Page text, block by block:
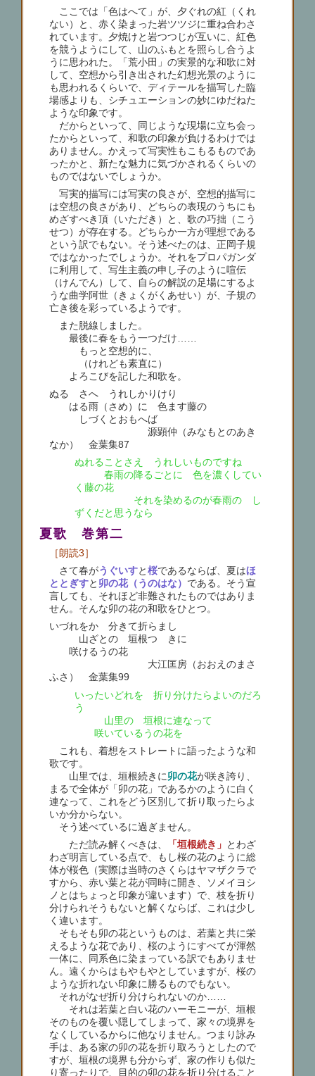
ここでは「色はへて」が、夕ぐれの紅（くれ
ない）と、赤く染まった岩ツツジに重ね合わさ
れています。夕焼けと岩つつじが互いに、紅色
を競うようにして、山のふもとを照らし合うよ
うに思われた。「荒小田」の実景的な和歌に対
して、空想から引き出された幻想光景のように
も思われるくらいで、ディテールを描写した臨
場感よりも、シチュエーションの妙にゆだねた
ような印象です。
だからといって、同じような現場に立ち会っ
たからといって、和歌の印象が負けるわけでは
ありません。かえって写実性もこもるものであ
ったかと、新たな魅力に気づかされるくらいの
ものではないでしょうか。
写実的描写には写実の良さが、空想的描写に
は空想の良さがあり、どちらの表現のうちにも
めざすべき頂（いただき）と、歌の巧拙（こう
せつ）が存在する。どちらか一方が理想である
という訳でもない。そう述べたのは、正岡子規
ではなかったでしょうか。それをプロパガンダ
に利用して、写生主義の申し子のように喧伝
（けんでん）して、自らの解説の足場にするよ
うな曲学阿世（きょくがくあせい）が、子規の
亡き後を彩っているようです。
また脱線しました。
最後に春をもう一つだけ……
もっと空想的に、
（けれども素直に）
よろこびを記した和歌を。
ぬるゝさへ うれしかりけり
はる雨（さめ）に 色ます藤の
しづくとおもへば
源顕仲（みなもとのあき
なか） 金葉集87
ぬれることさえ うれしいものですね
春雨の降るごとに 色を濃くしてい
く藤の花
それを染めるのが春雨の し
ずくだと思うなら
夏歌 巻第二
［朗読3］
さて春がうぐいすと桜であるならば、夏はほ
ととぎすと 卯の花（うのはな） である。そう宣
言しても、それほど非難されたものではありま
せん。そんな卯の花の和歌をひとつ。
いづれをか 分きて折らまし
山ざとの 垣根つゞきに
咲けるうの花
大江匡房（おおえのまさ
ふさ） 金葉集99
いったいどれを 折り分けたらよいのだろ
う
山里の 垣根に連なって
咲いているうの花を
これも、着想をストレートに語ったような和
歌です。
山里では、垣根続きに卯の花が咲き誇り、
まるで全体が「卯の花」であるかのように白く
連なって、これをどう区別して折り取ったらよ
いか分からない。
そう述べているに過ぎません。
ただ読み解くべきは、
「垣根続き」 とわざ
わざ明言している点で、もし桜の花のように総
体が桜色（実際は当時のさくらはヤマザクラで
すから、赤い葉と花が同時に開き、ソメイヨシ
ノとはちょっと印象が違います）で、枝を折り
分けられそうもないと解くならば、これは少し
く違います。
そもそも卯の花というものは、若葉と共に栄
えるような花であり、桜のようにすべてが渾然
一体に、同系色に染まっている訳でもありませ
ん。遠くからはもやもやとしていますが、桜の
ような折れない印象に勝るものでもない。
それがなぜ折り分けられないのか……
それは若葉と白い花のハーモニーが、垣根
そのものを覆い隠してしまって、家々の境界を
なくしているからに他なりません。つまり詠み
手は、ある家の卯の花を折り取ろうとしたので
すが、垣根の境界も分からず、家の作りも似た
り寄ったりで、目的の卯の花を折り分けること